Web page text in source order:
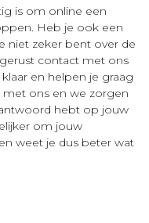
is om online een
Heb je ook een
niet zeker bent over de
contact met ons
en helpen je graag
met ons en we zorgen
hebt op jouw
om jouw
weet je dus beter wat